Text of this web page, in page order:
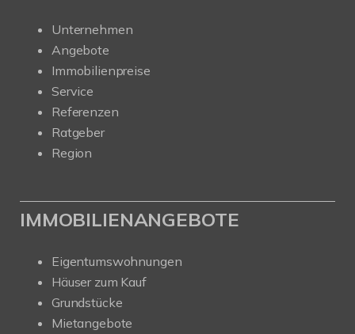
Unternehmen
Angebote
Immobilienpreise
Service
Referenzen
Ratgeber
Region
IMMOBILIENANGEBOTE
Eigentumswohnungen
Häuser zum Kauf
Grundstücke
Mietangebote